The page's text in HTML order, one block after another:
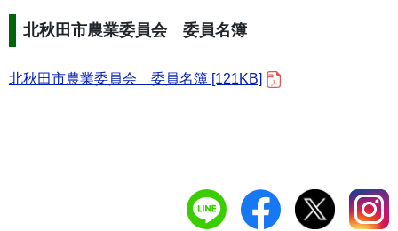
北秋田市農業委員会 委員名簿
北秋田市農業委員会 委員名簿 [121KB]